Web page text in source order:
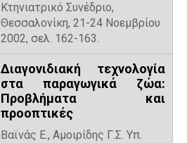
Κτηνιατρικό Συνέδριο,
Θεσσαλονίκη, 21-24 Νοεμβρίου
2002, σελ. 162-163.
Διαγονιδιακή τεχνολογία
στα παραγωγικά ζώα:
Προβλήματα και
προοπτικές
Βαϊνάς Ε., Αμοιρίδης Γ.Σ. Υπ.